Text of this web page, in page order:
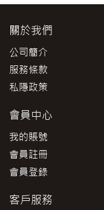
關於我們
公司簡介
服務條款
私隱政策
會員中心
我的賬號
會員註冊
會員登錄
客戶服務